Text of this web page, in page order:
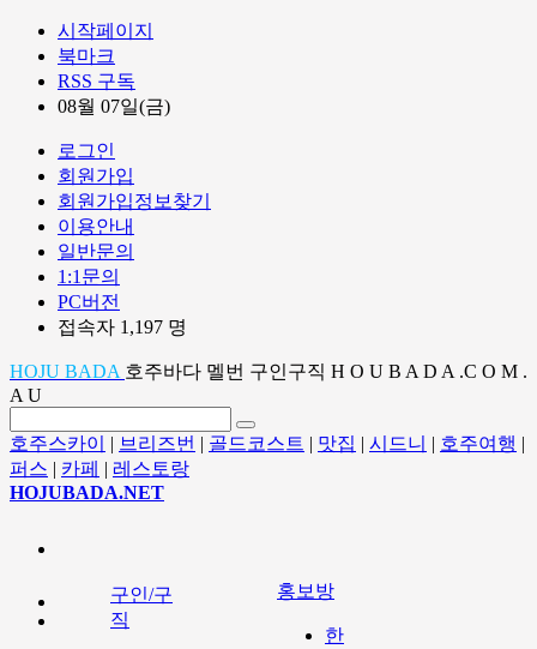
시작페이지
북마크
RSS 구독
08월 07일(금)
로그인
회원가입
회원가입정보찾기
이용안내
일반문의
1:1문의
PC버전
접속자 1,197 명
HOJU BADA 호주바다 멜번 구인구직 H O U B A D A .C O M .
A U
호주스카이 | 브리즈번 | 골드코스트 | 맛집 | 시드니 | 호주여행 |
퍼스 | 카페 | 레스토랑
HOJUBADA.NET
구인/구
직
홍보방
한